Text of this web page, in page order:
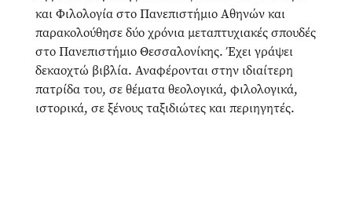
και Φιλολογία στο Πανεπιστήμιο Αθηνών και
παρακολούθησε δύο χρόνια μεταπτυχιακές σπουδές
στο Πανεπιστήμιο Θεσσαλονίκης. Έχει γράψει
δεκαοχτώ βιβλία. Αναφέρονται στην ιδιαίτερη
πατρίδα του, σε θέματα θεολογικά, φιλολογικά,
ιστορικά, σε ξένους ταξιδιώτες και περιηγητές.